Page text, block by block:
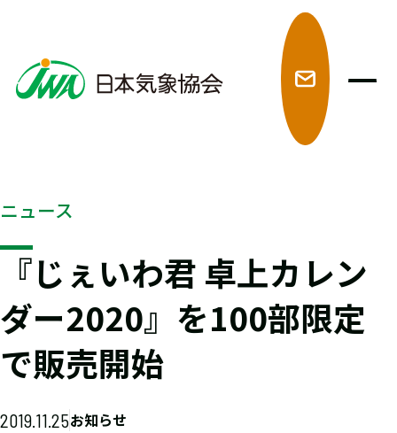
ニュース
『じぇいわ君 卓上カレン
ダー2020』を100部限定
で販売開始
2019.11.25お知らせ